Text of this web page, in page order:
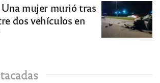
Una mujer murió tras
dos vehículos en